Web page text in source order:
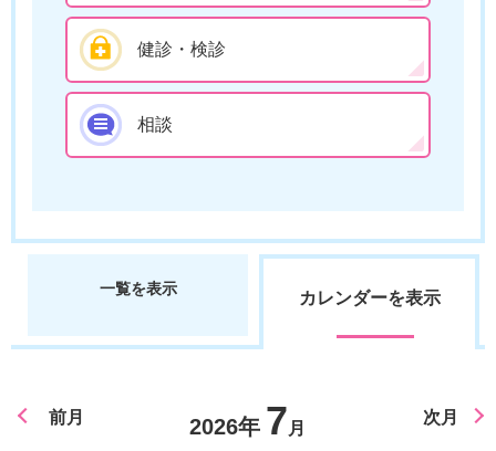
健診・検診
相談
一覧を表示 カレンダーを表示
前月 2026年 7 月
次月